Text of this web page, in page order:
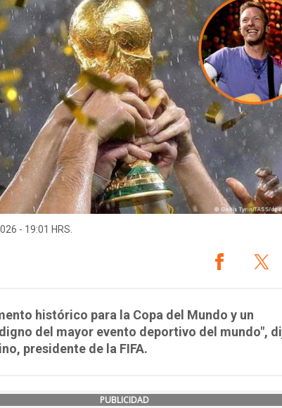
- 19:01 HRS.
histórico para la Copa del Mundo y un
del mayor evento deportivo del mundo",
presidente de la FIFA.
PUBLICIDAD